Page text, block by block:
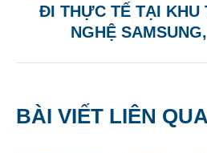
Next
post:
ĐI THỰC TẾ TẠI KHU
NGHỆ
BÀI VIẾT LIÊN